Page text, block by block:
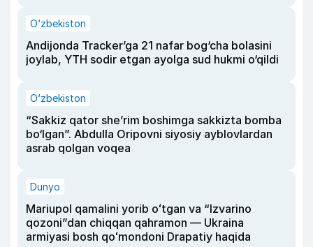
O‘zbekiston
Andijonda Tracker’ga 21 nafar bog‘cha bolasini
joylab, YTH sodir etgan ayolga sud hukmi o‘qildi
O‘zbekiston
“Sakkiz qator she’rim boshimga sakkizta bomba
bo‘lgan”. Abdulla Oripovni siyosiy ayblovlardan
asrab qolgan voqea
Dunyo
Mariupol qamalini yorib oʻtgan va “Izvarino
qozoni”dan chiqqan qahramon — Ukraina
armiyasi bosh qoʻmondoni Drapatiy haqida